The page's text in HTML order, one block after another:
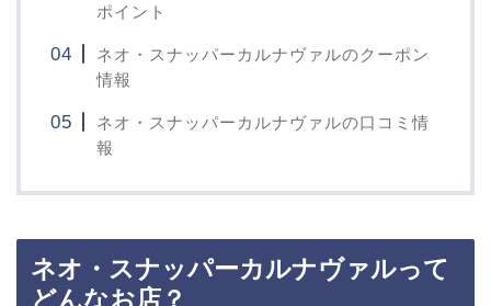
ポイント
ネオ・スナッパーカルナヴァルのクーポン
情報
ネオ・スナッパーカルナヴァルの口コミ情
報
ネオ・スナッパーカルナヴァルって
どんなお店？